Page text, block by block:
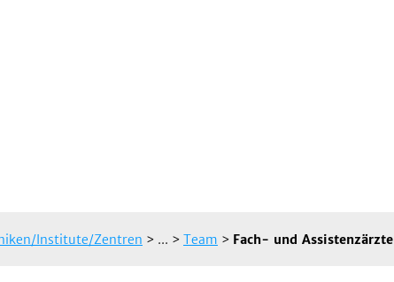
Institute/Zentren > ... > Team > Fach- und Assistenzärzte